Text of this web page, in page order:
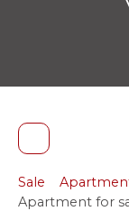
Sale
Apartment for